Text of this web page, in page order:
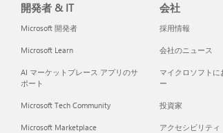
開発者 & IT
Microsoft 開発者
Microsoft Learn
AI マーケットプレース アプリのサ
ポート
Microsoft Tech Community
Microsoft Marketplace
会社
採用情報
会社のニュース
マイクロソフト
ー
投資家
アクセシビリティ